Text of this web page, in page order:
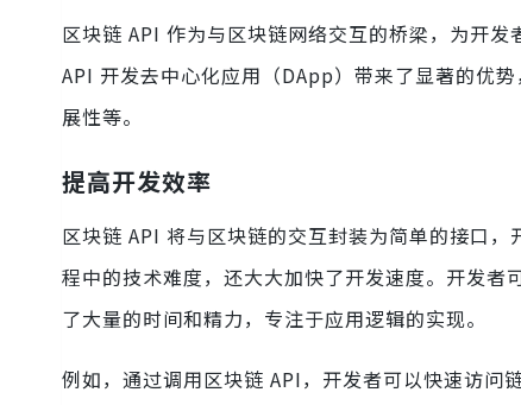
区块链 API 作为与区块链网络交互的桥梁，为开
API 开发去中心化应用（DApp）带来了显著的优
展性等。
提高开发效率
区块链 API 将与区块链的交互封装为简单的接口
程中的技术难度，还大大加快了开发速度。开发
了大量的时间和精力，专注于应用逻辑的实现。
例如，通过调用区块链 API，开发者可以快速访问